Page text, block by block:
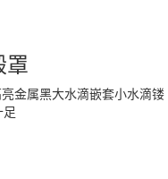
罩
金属黑大水滴嵌套小水滴镂